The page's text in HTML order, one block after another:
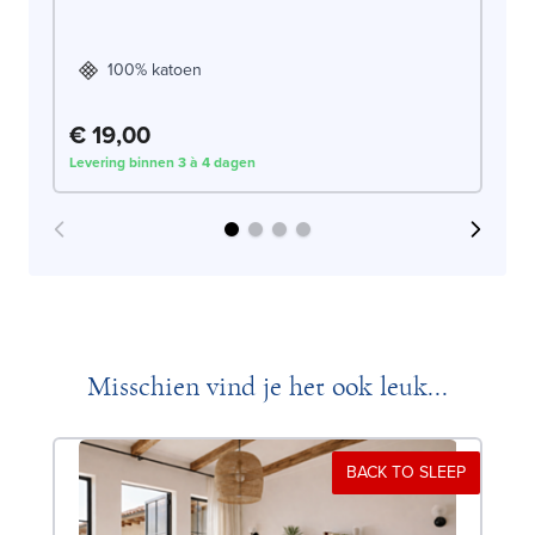
100% katoen
€ 19,00
Levering binnen 3 à 4 dagen
Misschien vind je het ook leuk...
BACK TO SLEEP